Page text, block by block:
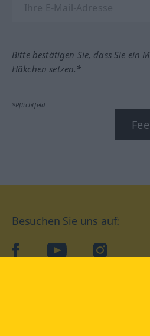
Bitte bestätigen Sie, dass Sie ein
Häkchen setzen.*
*Pflichtfeld
Besuchen Sie uns auf:
facebookYouTube Instagram